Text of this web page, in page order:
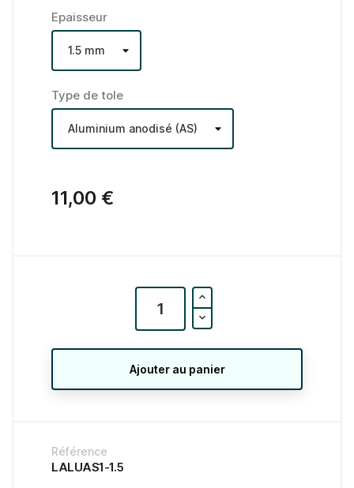
Epaisseur
Type de tole
11,00 €
Ajouter au panier
Référence
LALUAS1-1.5